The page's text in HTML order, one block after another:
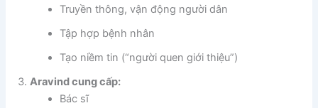
Truyền thông, vận động người dân
Tập hợp bệnh nhân
Tạo niềm tin (“người quen giới thiệu”)
Aravind cung cấp:
Bác sĩ